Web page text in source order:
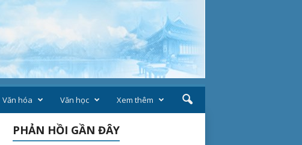
Văn hóa Văn học Xem thêm
PHẢN HỒI GẦN ĐÂY